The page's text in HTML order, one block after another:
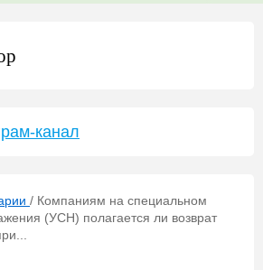
канал
/ Компаниям на специальном
(УСН) полагается ли возврат